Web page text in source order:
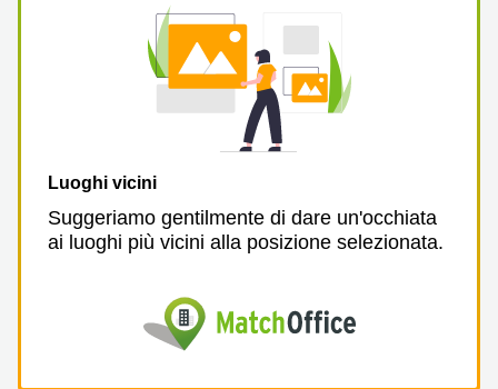
Luoghi vicini
Suggeriamo gentilmente di dare un'occhiata
ai luoghi più vicini alla posizione selezionata.